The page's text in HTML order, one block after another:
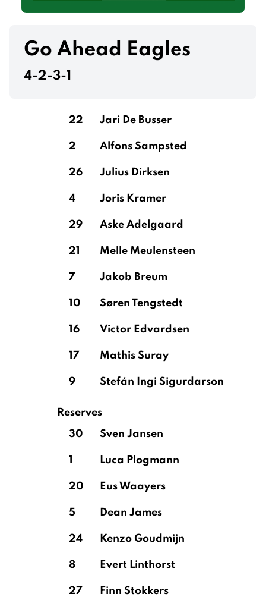
Go Ahead Eagles
4-2-3-1
22 Jari De Busser
2 Alfons Sampsted
26 Julius Dirksen
4 Joris Kramer
29 Aske Adelgaard
21 Melle Meulensteen
7 Jakob Breum
10 Søren Tengstedt
16 Victor Edvardsen
17 Mathis Suray
9 Stefán Ingi Sigurdarson
Reserves
30
Sven Jansen
1 Luca Plogmann
20 Eus Waayers
5 Dean James
24 Kenzo Goudmijn
8 Evert Linthorst
27 Finn Stokkers